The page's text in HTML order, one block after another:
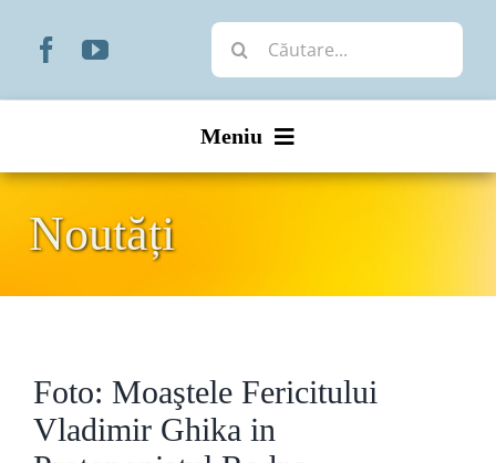
Cautare...
Meniu
Organizare
Liturgic
Noutăți
Foto: Moaştele Fericitului
Vladimir Ghika in